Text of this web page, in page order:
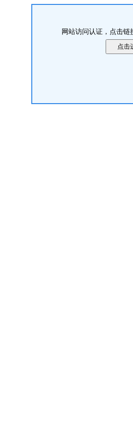
网站访问认证，点击链